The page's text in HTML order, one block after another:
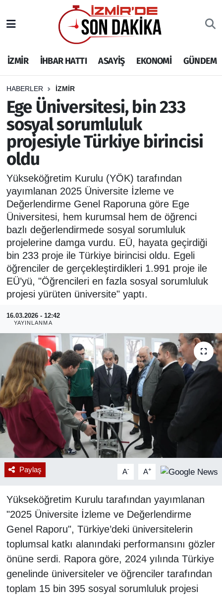
İZMİR İHBAR HATTI ASAYİŞ EKONOMİ GÜNDEM
HABERLER İZMİR
Ege Üniversitesi, bin 233
sosyal sorumluluk
projesiyle Türkiye birincisi
oldu
Yükseköğretim Kurulu (YÖK) tarafından
yayımlanan 2025 Üniversite İzleme ve
Değerlendirme Genel Raporuna göre Ege
Üniversitesi, hem kurumsal hem de öğrenci
bazlı değerlendirmede sosyal sorumluluk
projelerine damga vurdu. EÜ, hayata geçirdiği
bin 233 proje ile Türkiye birincisi oldu. Egeli
öğrenciler de gerçekleştirdikleri 1.991 proje ile
EÜ’yü, "Öğrencileri en fazla sosyal sorumluluk
projesi yürüten üniversite" yaptı.
16.03.2026 - 12:42
YAYINLANMA
Paylaş A- A+
Yükseköğretim Kurulu tarafından yayımlanan
"2025 Üniversite İzleme ve Değerlendirme
Genel Raporu", Türkiye’deki üniversitelerin
toplumsal katkı alanındaki performansını gözler
önüne serdi. Rapora göre, 2024 yılında Türkiye
genelinde üniversiteler ve öğrenciler tarafından
toplam 15 bin 395 sosyal sorumluluk projesi
İHBAR HATTI
DEPREM
GENEL
EKONOMİ
SİYASET
SPOR
ASAYİŞ
RESMİ REKLAM
İzmir Nöbetçi Eczaneler
İzmir Hava Durumu
İzmir Namaz Vakitleri
İzmir Trafik Yoğunluk Haritası
Puan Durumu ve Fikstür
Tüm Manşetler
Son Dakika Haberleri
Haber Arşivi